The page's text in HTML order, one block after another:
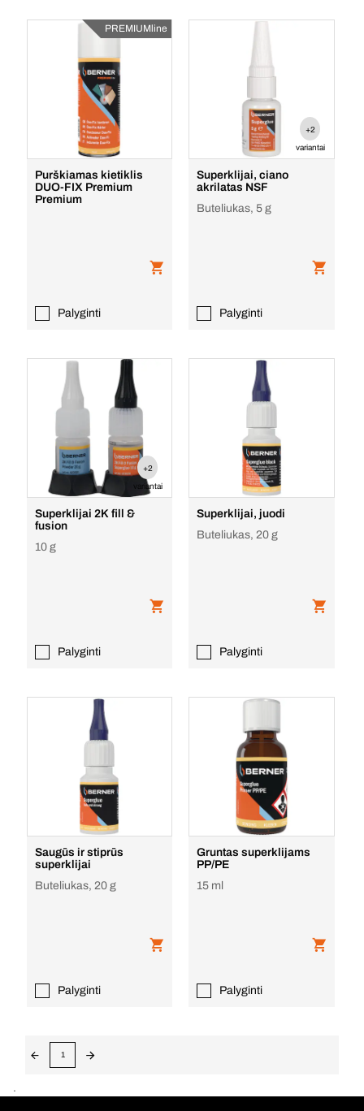
PREMIUMline
Purškiamas kietiklis
DUO-FIX Premium
Premium
Palyginti
+2
variantai
Superklijai, ciano
akrilatas NSF
Buteliukas, 5 g
Palyginti
+2
variantai
Superklijai 2K fill &
fusion
10 g
Palyginti
Superklijai, juodi
Buteliukas, 20 g
Palyginti
Saugūs ir stiprūs
superklijai
Buteliukas, 20 g
Palyginti
Gruntas superklijams
PP/PE
15 ml
Palyginti
1
.